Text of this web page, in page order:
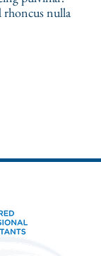
rhoncus nulla